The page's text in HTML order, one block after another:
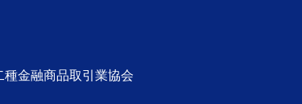
金融商品取引業協会